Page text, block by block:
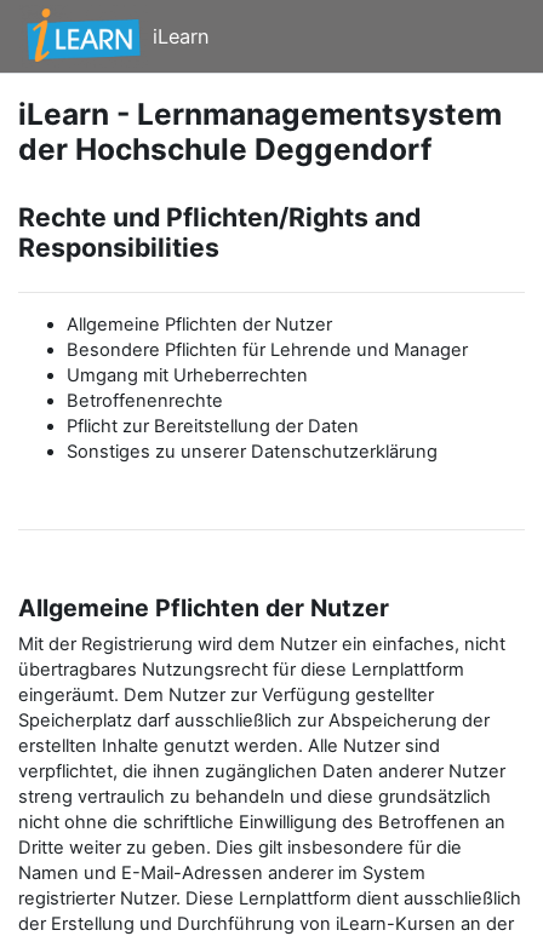
Zum Hauptinhalt
iLearn
iLearn - Lernmanagementsystem
der Hochschule Deggendorf
Rechte und Pflichten/Rights and
Responsibilities
Allgemeine Pflichten der Nutzer
Besondere Pflichten für Lehrende und Manager
Umgang mit Urheberrechten
Betroffenenrechte
Pflicht zur Bereitstellung der Daten
Sonstiges zu unserer Datenschutzerklärung
Allgemeine Pflichten der Nutzer
Mit der Registrierung wird dem Nutzer ein einfaches, nicht
übertragbares Nutzungsrecht für diese Lernplattform
eingeräumt. Dem Nutzer zur Verfügung gestellter
Speicherplatz darf ausschließlich zur Abspeicherung der
erstellten Inhalte genutzt werden. Alle Nutzer sind
verpflichtet, die ihnen zugänglichen Daten anderer Nutzer
streng vertraulich zu behandeln und diese grundsätzlich
nicht ohne die schriftliche Einwilligung des Betroffenen an
Dritte weiter zu geben. Dies gilt insbesondere für die
Namen und E-Mail-Adressen anderer im System
registrierter Nutzer. Diese Lernplattform dient ausschließlich
der Erstellung und Durchführung von iLearn-Kursen an der